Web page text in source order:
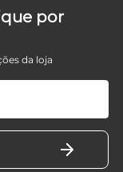
por
da loja